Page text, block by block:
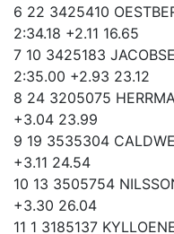
6 22 3425410
2:34.18 +2.11 16.65
7 10 3425183
2:35.00 +2.93 23.12
8 24 3205075
+3.04 23.99
9 19 3535304
+3.11 24.54
10 13 3505754
+3.30 26.04
11 1 3185137